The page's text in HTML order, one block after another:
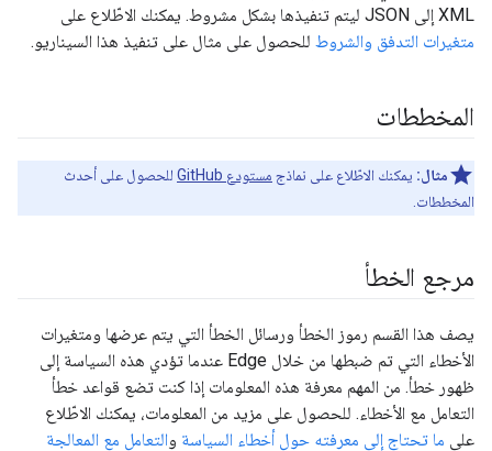
XML إلى JSON ليتم تنفيذها بشكل مشروط. يمكنك الاطّلاع على
متغيرات التدفق والشروط للحصول على مثال على تنفيذ هذا السيناريو.
المخططات
مثال: يمكنك الاطّلاع على نماذج مستودع GitHub
للحصول على أحدث
المخططات.
مرجع الخطأ
يصف هذا القسم رموز الخطأ ورسائل الخطأ التي يتم عرضها ومتغيرات
الأخطاء التي تم ضبطها من خلال Edge عندما تؤدي هذه السياسة إلى
ظهور خطأ. من المهم معرفة هذه المعلومات إذا كنت تضع قواعد خطأ
التعامل مع الأخطاء. للحصول على مزيد من المعلومات، يمكنك الاطّلاع
على ما تحتاج إلى معرفته حول أخطاء السياسة والتعامل مع المعالجة